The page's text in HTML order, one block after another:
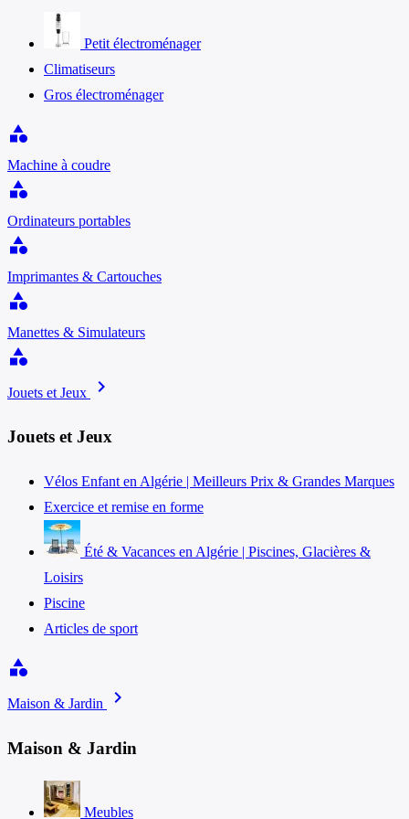
Petit électroménager
Climatiseurs
Gros électroménager
category
Machine à coudre
category
Ordinateurs portables
category
Imprimantes & Cartouches
category
Manettes & Simulateurs
category
Jouets et Jeux chevron_right
Jouets et Jeux
Vélos Enfant en Algérie | Meilleurs Prix & Grandes Marques
Exercice et remise en forme
Été & Vacances en Algérie | Piscines, Glacières &
Loisirs
Piscine
Articles de sport
category
Maison & Jardin chevron_right
Maison & Jardin
Meubles